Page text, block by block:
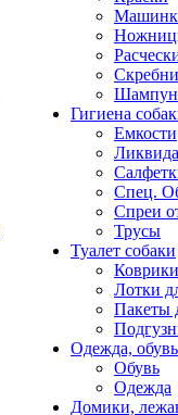
Гигиена
Емкости
Спец.
Спреи
Трусы
Туалет собаки
Коврики
Лотки
Пакеты
Одежда, обувь
Обувь
Одежда
Домики,